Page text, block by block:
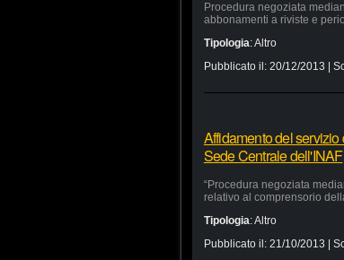
Procedura negoziata
abbonamenti a riviste e
Tipologia:Altro
Pubblicato il: 20/12/2013 |
Affidamento del
Sede Centrale dell'INAF
“Procedura negoziata
relativo al comprensorio
Tipologia:Altro
Pubblicato il: 21/10/2013 |